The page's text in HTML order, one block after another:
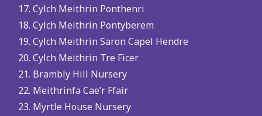
Cylch Meithrin Ponthenri
Cylch Meithrin Pontyberem
Cylch Meithrin Saron Capel Hendre
Cylch Meithrin Tre Ficer
Brambly Hill Nursery
Meithrinfa Cae’r Ffair
Myrtle House Nursery